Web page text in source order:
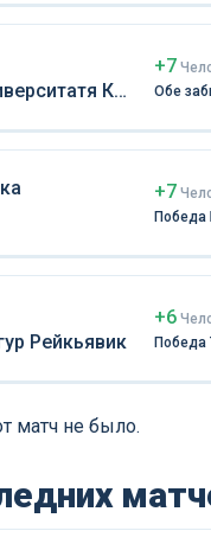
Крайова
+7 Чел
Обе
+7 Чел
Победа
Рейкьявик
+6 Чел
Победа
матч не было.